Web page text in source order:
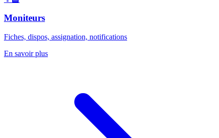
Moniteurs
Fiches, dispos, assignation, notifications
En savoir plus